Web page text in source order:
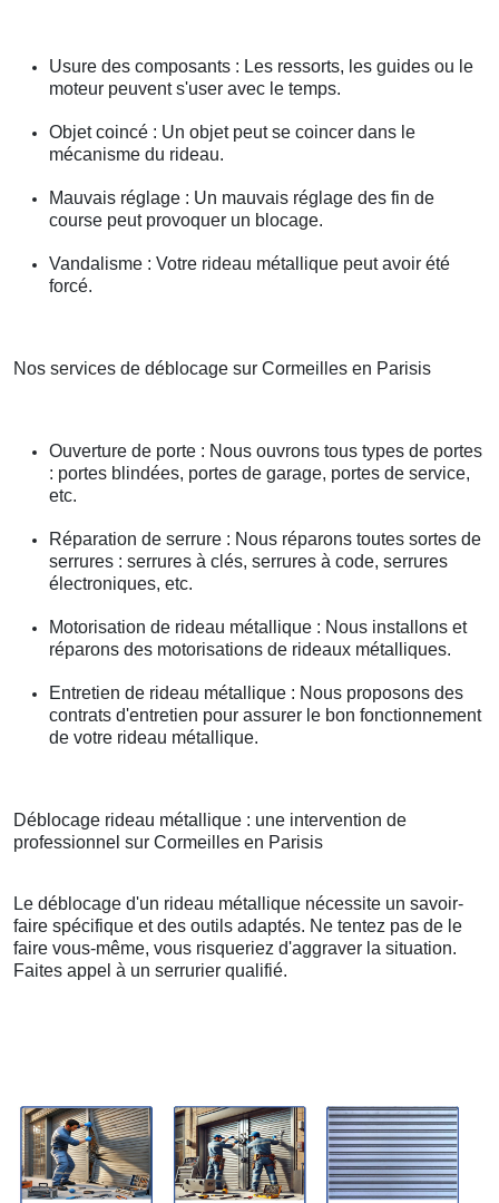
Usure des composants : Les ressorts, les guides ou le
moteur peuvent s'user avec le temps.
Objet coincé : Un objet peut se coincer dans le
mécanisme du rideau.
Mauvais réglage : Un mauvais réglage des fin de
course peut provoquer un blocage.
Vandalisme : Votre rideau métallique peut avoir été
forcé.
Nos services de déblocage sur Cormeilles en Parisis
Ouverture de porte : Nous ouvrons tous types de portes
: portes blindées, portes de garage, portes de service,
etc.
Réparation de serrure : Nous réparons toutes sortes de
serrures : serrures à clés, serrures à code, serrures
électroniques, etc.
Motorisation de rideau métallique : Nous installons et
réparons des motorisations de rideaux métalliques.
Entretien de rideau métallique : Nous proposons des
contrats d'entretien pour assurer le bon fonctionnement
de votre rideau métallique.
Déblocage rideau métallique : une intervention de
professionnel sur Cormeilles en Parisis
Le déblocage d'un rideau métallique nécessite un savoir-
faire spécifique et des outils adaptés. Ne tentez pas de le
faire vous-même, vous risqueriez d'aggraver la situation.
Faites appel à un serrurier qualifié.